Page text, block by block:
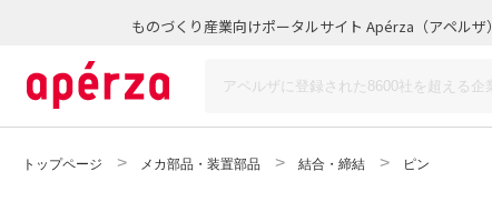
ものづくり産業向けポータルサイト Apérza（アペルザ）
トップページ メカ部品・装置部品 結合・締結 ピン